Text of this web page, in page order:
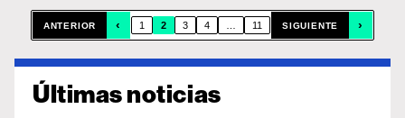
ANTERIOR ‹ 1 2 3 4 … 11 SIGUIENTE ›
Últimas noticias